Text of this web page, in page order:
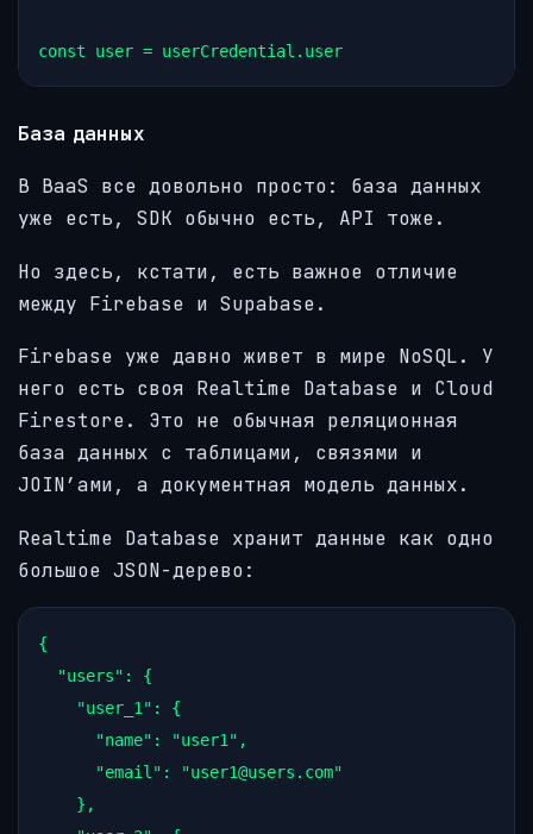
База данных
В BaaS все довольно просто: база данных
уже есть, SDK обычно есть, API тоже.
Но здесь, кстати, есть важное отличие
между Firebase и Supabase.
Firebase уже давно живет в мире NoSQL. У
него есть своя Realtime Database и Cloud
Firestore. Это не обычная реляционная
база данных с таблицами, связями и
JOIN’ами, а документная модель данных.
Realtime Database хранит данные как одно
большое JSON-дерево:
{
  "users": {
    "user_1": {
      "name": "user1",
      "email": "user1@users.com"
    },